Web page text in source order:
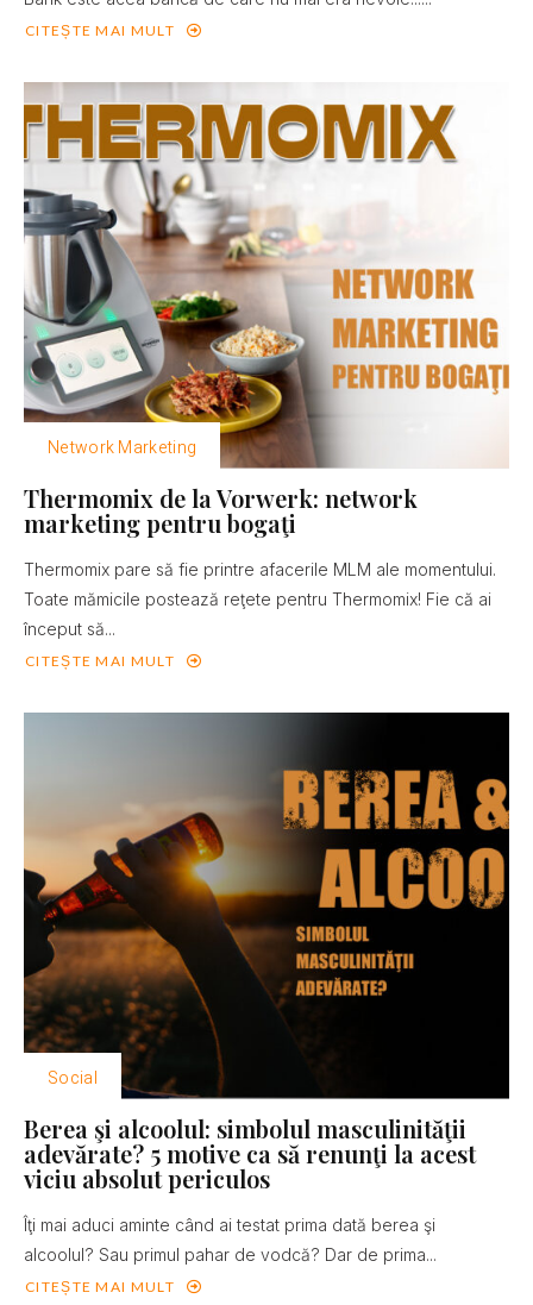
CITEȘTE MAI MULT
Network Marketing
Thermomix de la Vorwerk: network
marketing pentru bogaţi
Thermomix pare să fie printre afacerile MLM ale momentului.
Toate mămicile postează reţete pentru Thermomix! Fie că ai
început să...
CITEȘTE MAI MULT
Social
Berea şi alcoolul: simbolul masculinităţii
adevărate? 5 motive ca să renunţi la acest
viciu absolut periculos
Îţi mai aduci aminte când ai testat prima dată berea şi
alcoolul? Sau primul pahar de vodcă? Dar de prima...
CITEȘTE MAI MULT